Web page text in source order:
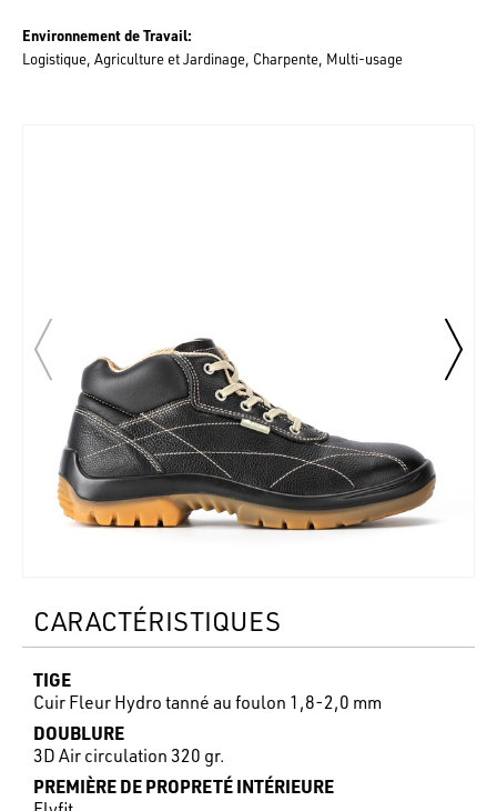
Environnement de Travail
Logistique Agriculture et Jardinage Charpente Multi-usage
CARACTÉRISTIQUES
TIGE
Cuir Fleur Hydro tanné au foulon 1,8-2,0 mm
DOUBLURE
3D Air circulation 320 gr.
PREMIÈRE DE PROPRETÉ INTÉRIEURE